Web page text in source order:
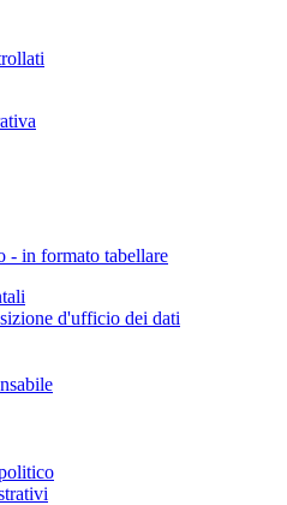
- in formato tabellare
d'ufficio dei dati